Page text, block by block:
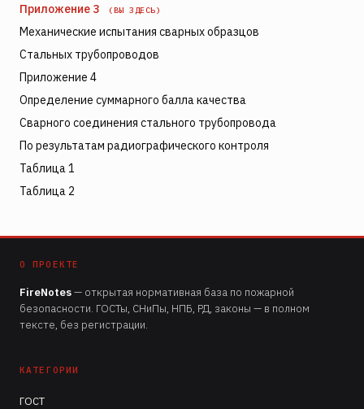
Приложение 3
(ВЫ ЗДЕСЬ)
Механические испытания сварных образцов
Стальных трубопроводов
Приложение 4
Определение суммарного балла качества
Сварного соединения стального трубопровода
По результатам радиографического контроля
Таблица 1
Таблица 2
О ПРОЕКТЕ
FireNotes— открытая нормативная база по пожарной
безопасности. ГОСТы, СНиПы, НПБ, РД, законы — в полном
тексте, без регистрации.
КАТЕГОРИИ
ГОСТ